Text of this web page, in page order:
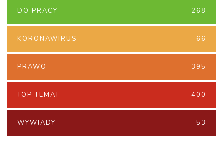
DO PRACY 268
KORONAWIRUS 66
PRAWO 395
TOP TEMAT 400
WYWIADY 53